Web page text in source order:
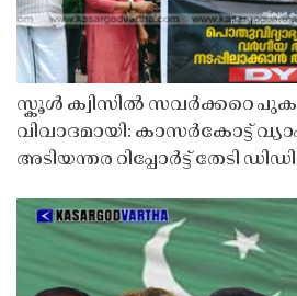
സ്കൂൾ ക്വിസിൽ സവർക്കറെ
വിവാദമായി: കാസർകോട്ട്
അടിയന്തര റിപ്പോർട്ട് തേടി